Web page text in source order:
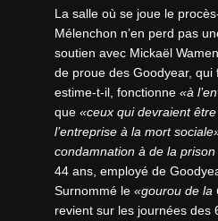
La salle où se joue le
Mélenchon n’en perd pas
soutien avec Mickaël
de proue des Goodyear, qui
estime-t-il, fonctionne «à
que «ceux qui devraient
l’entreprise à la mort
condamnation à de la
44 ans, employé de
Surnommé le «gourou de la
revient sur les journées des